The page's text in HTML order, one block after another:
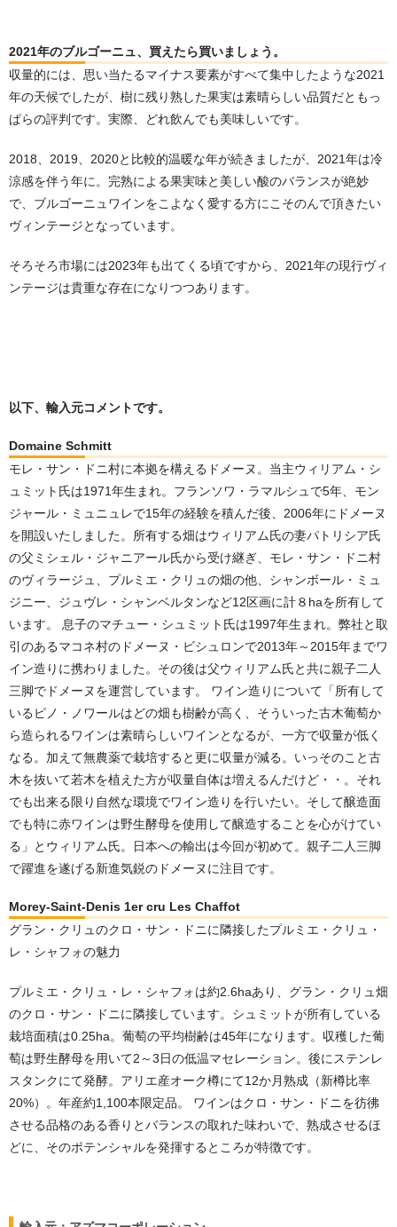
2021年のブルゴーニュ、買えたら買いましょう。
収量的には、思い当たるマイナス要素がすべて集中したような2021
年の天候でしたが、樹に残り熟した果実は素晴らしい品質だともっ
ぱらの評判です。実際、どれ飲んでも美味しいです。
2018、2019、2020と比較的温暖な年が続きましたが、2021年は冷
涼感を伴う年に。完熟による果実味と美しい酸のバランスが絶妙
で、ブルゴーニュワインをこよなく愛する方にこそのんで頂きたい
ヴィンテージとなっています。
そろそろ市場には2023年も出てくる頃ですから、2021年の現行ヴィ
ンテージは貴重な存在になりつつあります。
以下、輸入元コメントです。
Domaine Schmitt
モレ・サン・ドニ村に本拠を構えるドメーヌ。当主ウィリアム・シ
ュミット氏は1971年生まれ。フランソワ・ラマルシュで5年、モン
ジャール・ミュニュレで15年の経験を積んだ後、2006年にドメーヌ
を開設いたしました。所有する畑はウィリアム氏の妻パトリシア氏
の父ミシェル・ジャニアール氏から受け継ぎ、モレ・サン・ドニ村
のヴィラージュ、プルミエ・クリュの畑の他、シャンボール・ミュ
ジニー、ジュヴレ・シャンベルタンなど12区画に計８haを所有して
います。 息子のマチュー・シュミット氏は1997年生まれ。弊社と取
引のあるマコネ村のドメーヌ・ビシュロンで2013年～2015年までワ
イン造りに携わりました。その後は父ウィリアム氏と共に親子二人
三脚でドメーヌを運営しています。 ワイン造りについて「所有して
いるピノ・ノワールはどの畑も樹齢が高く、そういった古木葡萄か
ら造られるワインは素晴らしいワインとなるが、一方で収量が低く
なる。加えて無農薬で栽培すると更に収量が減る。いっそのこと古
木を抜いて若木を植えた方が収量自体は増えるんだけど・・。それ
でも出来る限り自然な環境でワイン造りを行いたい。そして醸造面
でも特に赤ワインは野生酵母を使用して醸造することを心がけてい
る」とウィリアム氏。日本への輸出は今回が初めて。親子二人三脚
で躍進を遂げる新進気鋭のドメーヌに注目です。
Morey-Saint-Denis 1er cru Les Chaffot
グラン・クリュのクロ・サン・ドニに隣接したプルミエ・クリュ・
レ・シャフォの魅力
プルミエ・クリュ・レ・シャフォは約2.6haあり、グラン・クリュ畑
のクロ・サン・ドニに隣接しています。シュミットが所有している
栽培面積は0.25ha。葡萄の平均樹齢は45年になります。収穫した葡
萄は野生酵母を用いて2～3日の低温マセレーション。後にステンレ
スタンクにて発酵。アリエ産オーク樽にて12か月熟成（新樽比率
20%）。年産約1,100本限定品。 ワインはクロ・サン・ドニを彷彿
させる品格のある香りとバランスの取れた味わいで、熟成させるほ
どに、そのポテンシャルを発揮するところが特徴です。